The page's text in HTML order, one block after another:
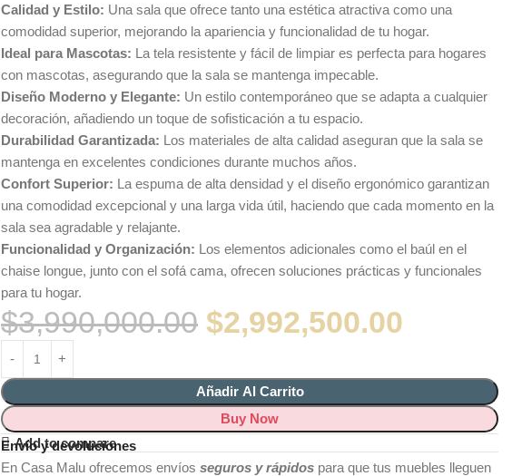
Calidad y Estilo: Una sala que ofrece tanto una estética atractiva como una
comodidad superior, mejorando la apariencia y funcionalidad de tu hogar.
Ideal para Mascotas: La tela resistente y fácil de limpiar es perfecta para hogares
con mascotas, asegurando que la sala se mantenga impecable.
Diseño Moderno y Elegante: Un estilo contemporáneo que se adapta a cualquier
decoración, añadiendo un toque de sofisticación a tu espacio.
Durabilidad Garantizada: Los materiales de alta calidad aseguran que la sala se
mantenga en excelentes condiciones durante muchos años.
Confort Superior: La espuma de alta densidad y el diseño ergonómico garantizan
una comodidad excepcional y una larga vida útil, haciendo que cada momento en la
sala sea agradable y relajante.
Funcionalidad y Organización: Los elementos adicionales como el baúl en el
chaise longue, junto con el sofá cama, ofrecen soluciones prácticas y funcionales
para tu hogar.
$3,990,000.00 $2,992,500.00
Añadir Al Carrito
Buy Now
Add to compare
Envío y devoluciones
En Casa Malu ofrecemos envíosseguros y rápidos para que tus muebles lleguen